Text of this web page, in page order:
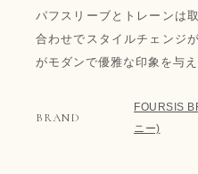
パフスリーブとトレーンは
合わせでスタイルチェンジ
がモダンで優雅な印象を与え
BRAND
FOURSIS
ニー)